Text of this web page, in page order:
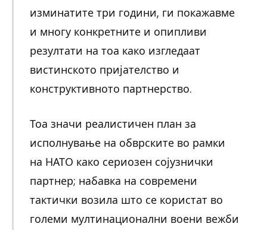
изминатите три години, ги покажавме
и многу конкретните и опипливи
резултати на тоа како изгледаат
вистинското пријателство и
конструктивното партнерство.
Тоа значи реалистичен план за
исполнување на обврските во рамки
на НАТО како сериозен сојузнички
партнер; набавка на современи
тактички возила што се користат во
големи мултинационални воени вежби